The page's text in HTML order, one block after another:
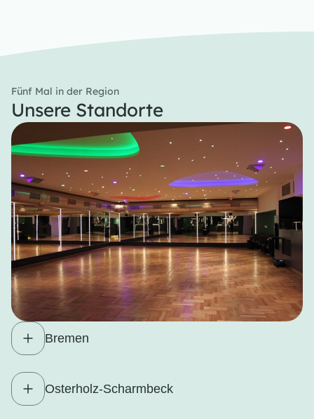
Fünf Mal in der Region
Unsere Standorte
Bremen
Osterholz-Scharmbeck